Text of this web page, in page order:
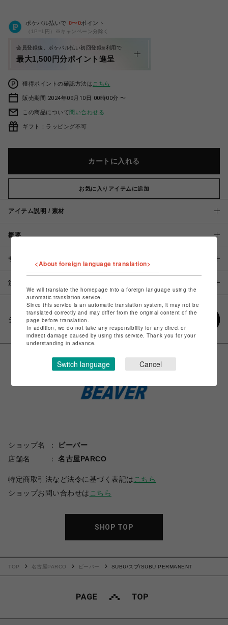
ポケパル払いで 0〜0ポイント
（1P=1円）※キャンペーン分除く
会員登録後、ポケパル払い初回登録&利用で
最大1,500円分ポイント進呈
獲得ポイントの確認方法は こちら
販売期間 2024年09月10日 00時00分 〜
この商品について問い合わせる
ギフト：ラッピング不可
カートに入れる
お気に入りアイテムに追加
アイテム説明 / 素材
概要
サイズ
注意事項
シェアする
ショップ名
ビーバー
店舗名
名古屋PARCO
特定商取引法など法令に基づく表記は こちら
ショップお問い合わせは こちら
SHOP TOP
TOP 名古屋PARCO ビーバー SUBU/スブ/SUBU PERMANENT
<About foreign language translation>
We will translate the homepage into a foreign language using the
automatic translation service.
Since this service is an automatic translation system, it may not be
translated correctly and may differ from the original content of the
page before translation.
In addition, we do not take any responsibility for any direct or
indirect damage caused by using this service. Thank you for your
understanding in advance.
Switch language Cancel